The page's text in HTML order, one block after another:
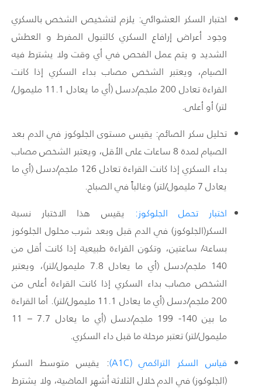
اختبار السكر العشوائي: يلزم لتشخيص الشخص بالسكري
وجود أعراض إرافاع السكري كالتبول المفرط و العطش
الشديد و يتم عمل الفحص في أي وقت ولا يشترط فيه
الصيام، ويعتبر الشخص مصاب بداء السكري إذا كانت
القراءة تعادل 200 ملجم/دسل (أي ما يعادل 11.1 مليمول/
لتر) أو أعلى.
تحليل سكر الصائم: يقيس مستوى الجلوكوز في الدم بعد
الصيام لمدة 8 ساعات على الأقل، ويعتبر الشخص مصاب
بداء السكري إذا كانت القراءة تعادل 126 ملجم/دسل (أي ما
يعادل 7 مليمول/لتر) وغالباً في الصباح.
اختبار تحمل الجلوكوز: يقيس هذا الاختبار نسبة
السكر(الجلوكوز) في الدم قبل وبعد شرب محلول الجلوكوز
بساعة/ ساعتين، وتكون القراءة طبيعية إذا كانت أقل من
140 ملجم/دسل (أي ما يعادل 7.8 مليمول/لتر)، ويعتبر
الشخص مصاب بداء السكري إذا كانت القراءة أعلى من
200 ملجم/دسل (أي ما يعادل 11.1 مليمول/لتر). أما القراءة
ما بين 140- 199 ملجم/دسل (أي ما يعادل 7.7 – 11
مليمول/لتر) تعتبر مرحلة ما قبل داء السكري.
قياس السكر التراكمي (A1C)
: يقيس متوسط السكر
(الجلوكوز) في الدم خلال الثلاثة أشهر الماضية، ولا يشترط